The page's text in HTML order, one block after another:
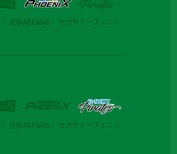
渋谷ABEMAS
セガサミーフェニッ
渋谷ABEMAS
セガサミーフェニッ